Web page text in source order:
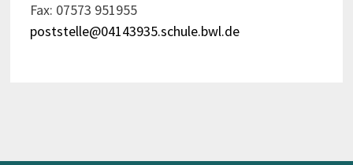
Fax: 07573 951955
poststelle@04143935.schule.bwl.de